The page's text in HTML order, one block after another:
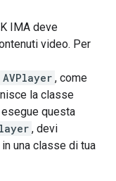
IMA deve
video. Per
AVPlayer , come
la classe
questa
, devi
in una classe di tua